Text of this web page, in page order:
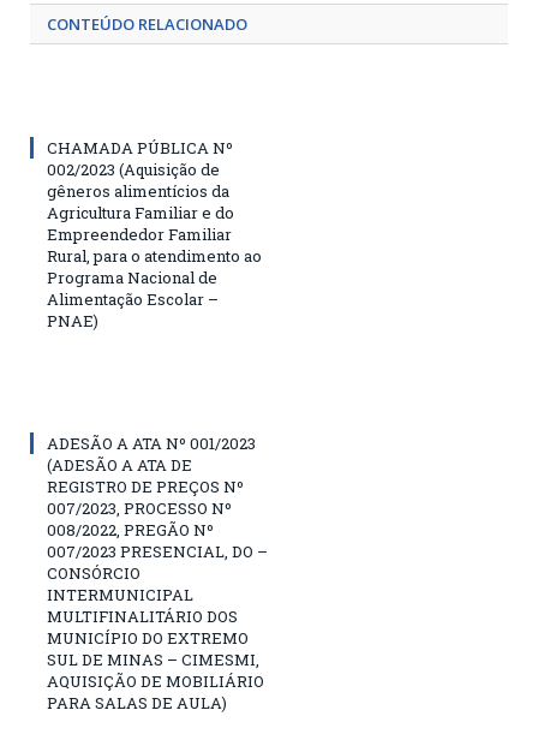
CONTEÚDO RELACIONADO
CHAMADA PÚBLICA Nº
002/2023 (Aquisição de
gêneros alimentícios da
Agricultura Familiar e do
Empreendedor Familiar
Rural, para o atendimento ao
Programa Nacional de
Alimentação Escolar –
PNAE)
ADESÃO A ATA Nº 001/2023
(ADESÃO A ATA DE
REGISTRO DE PREÇOS Nº
007/2023, PROCESSO Nº
008/2022, PREGÃO Nº
007/2023 PRESENCIAL, DO –
CONSÓRCIO
INTERMUNICIPAL
MULTIFINALITÁRIO DOS
MUNICÍPIO DO EXTREMO
SUL DE MINAS – CIMESMI,
AQUISIÇÃO DE MOBILIÁRIO
PARA SALAS DE AULA)